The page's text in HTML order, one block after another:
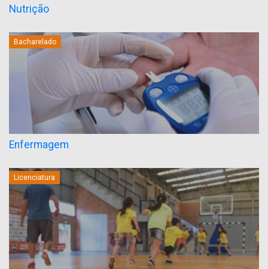
Nutrição
Bacharelado
Enfermagem
Licenciatura